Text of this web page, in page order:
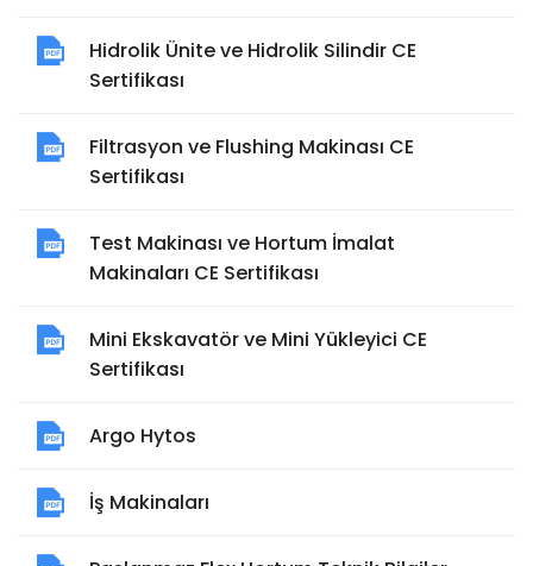
Hidrolik Ünite ve Hidrolik Silindir CE
Sertifikası
Filtrasyon ve Flushing Makinası CE
Sertifikası
Test Makinası ve Hortum İmalat
Makinaları CE Sertifikası
Mini Ekskavatör ve Mini Yükleyici CE
Sertifikası
Argo Hytos
İş Makinaları